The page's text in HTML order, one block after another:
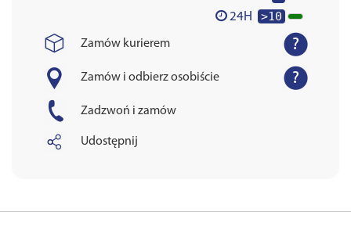
24H >10
Zamów kurierem
Zamów i odbierz osobiście
Zadzwoń i zamów
Udostępnij